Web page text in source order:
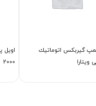
گیربكس اتوماتیك
ویتارا
اویل
2000